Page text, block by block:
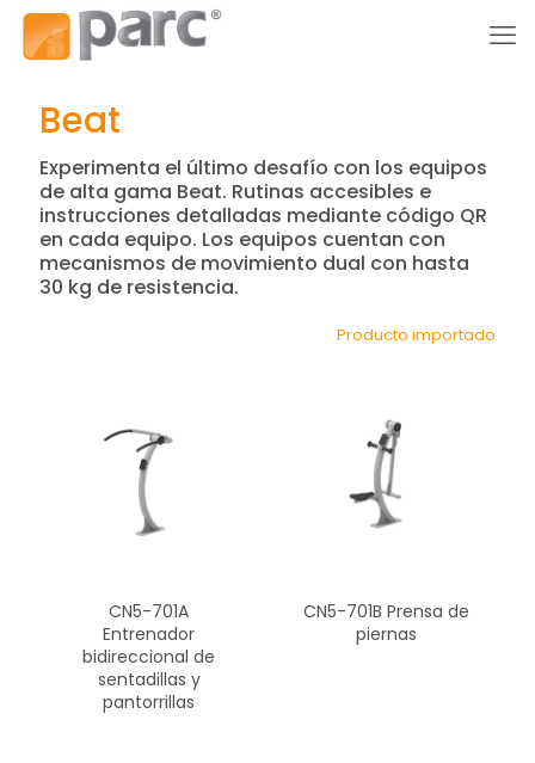
Beat
Experimenta el último desafío con los equipos
de alta gama Beat. Rutinas accesibles e
instrucciones detalladas mediante código QR
en cada equipo. Los equipos cuentan con
mecanismos de movimiento dual con hasta
30 kg de resistencia.
Producto importado
CN5-701A
Entrenador
bidireccional de
sentadillas y
pantorrillas
CN5-701B Prensa de
piernas